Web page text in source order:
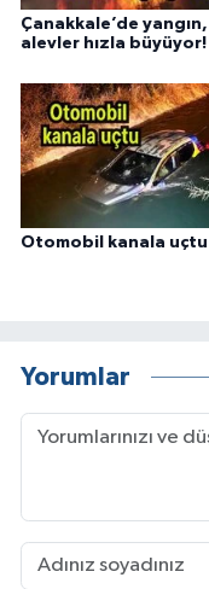
Çanakkale’de yangın,
alevler hızla büyüyor!
Otomobil kanala uçtu
Yorumlar